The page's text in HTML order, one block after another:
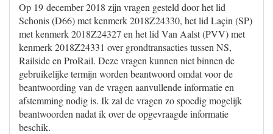
Op 19 december 2018 zijn vragen gesteld door het lid
Schonis (D66) met kenmerk 2018Z24330, het lid Laçin (SP)
met kenmerk 2018Z24327 en het lid Van Aalst (PVV) met
kenmerk 2018Z24331 over grondtransacties tussen NS,
Railside en ProRail. Deze vragen kunnen niet binnen de
gebruikelijke termijn worden beantwoord omdat voor de
beantwoording van de vragen aanvullende informatie en
afstemming nodig is. Ik zal de vragen zo spoedig mogelijk
beantwoorden nadat ik over de opgevraagde informatie
beschik.